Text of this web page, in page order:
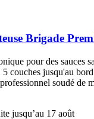
Brigade
pour des sauces
couches jusqu'au bord
soudé de
jusqu’au 17 août